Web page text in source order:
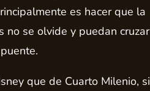
es hacer que la
no se olvide y puedan cruzar
que de Cuarto Milenio, si